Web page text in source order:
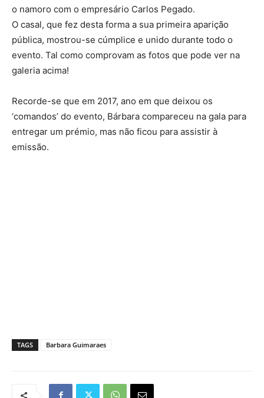
o namoro com o empresário Carlos Pegado.
O casal, que fez desta forma a sua primeira aparição
pública, mostrou-se cúmplice e unido durante todo o
evento. Tal como comprovam as fotos que pode ver na
galeria acima!
Recorde-se que em 2017, ano em que deixou os
‘comandos’ do evento, Bárbara compareceu na gala para
entregar um prémio, mas não ficou para assistir à
emissão.
TAGS Barbara Guimaraes